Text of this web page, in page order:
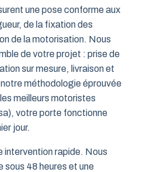
une pose conforme aux
de la fixation des
de la motorisation. Nous
de votre projet : prise de
sur mesure, livraison et
méthodologie éprouvée
meilleurs motoristes
votre porte fonctionne
jour.
intervention rapide. Nous
sous 48 heures et une